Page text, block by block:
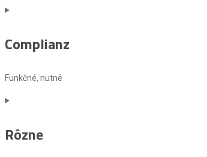
Complianz
Funkčné, nutné
Consent
service
complianz
Rôzne